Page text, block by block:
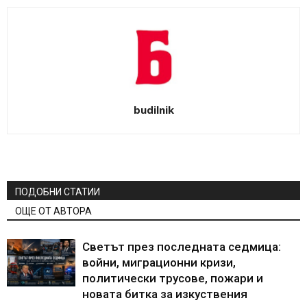
budilnik
ПОДОБНИ СТАТИИ
ОЩЕ ОТ АВТОРА
Светът през последната седмица:
войни, миграционни кризи,
политически трусове, пожари и
новата битка за изкуствения